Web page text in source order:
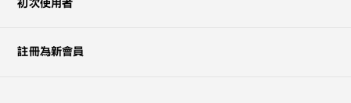
初次使用者
註冊為新會員